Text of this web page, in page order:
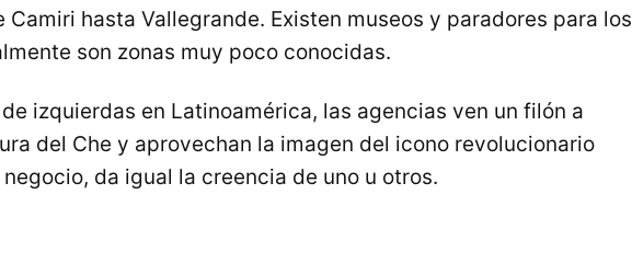
Camiri hasta Vallegrande. Existen museos y paradores para los
son zonas muy poco conocidas.
izquierdas en Latinoamérica, las agencias ven un filón a
del Che y aprovechan la imagen del icono revolucionario
da igual la creencia de uno u otros.